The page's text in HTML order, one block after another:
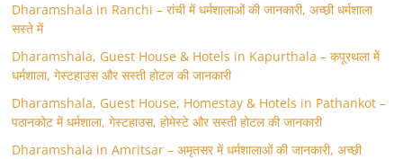
Dharamshala in Ranchi – रांची में धर्मशालाओं की जानकारी, अच्छी धर्मशाला
सस्ते में
Dharamshala, Guest House & Hotels in Kapurthala – कपूरथला में
धर्मशाला, गेस्टहाउस और सस्ती होटल की जानकारी
Dharamshala, Guest House, Homestay & Hotels in Pathankot –
पठानकोट में धर्मशाला, गेस्टहाउस, होमेस्टे और सस्ती होटल की जानकारी
Dharamshala in Amritsar – अमृतसर में धर्मशालाओं की जानकारी, अच्छी